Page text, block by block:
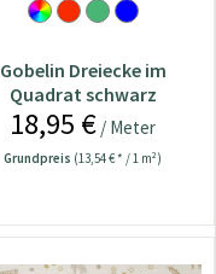
Gobelin Dreiecke im
Quadrat schwarz
18,95 € / Meter
Grundpreis (13,54 € * / 1 m²)